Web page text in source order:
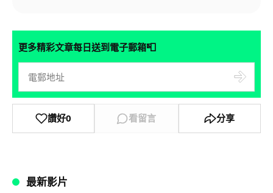
更多精彩文章每日送到電子郵箱📮
讚好0 看留言 分享
最新影片